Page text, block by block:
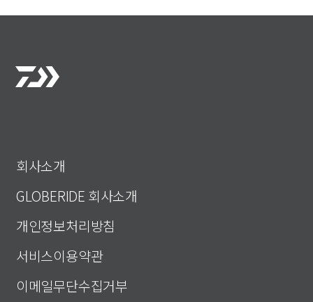
회사소개
GLOBERIDE 회사소개
개인정보처리방침
서비스이용약관
이메일무단수집거부